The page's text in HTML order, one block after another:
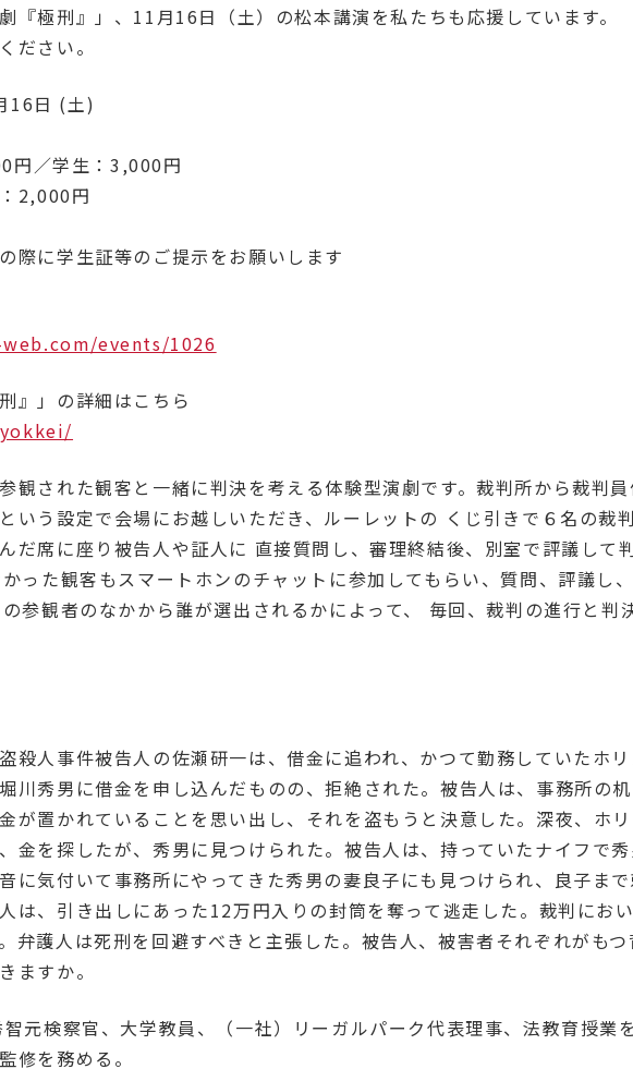
『極刑』」、11月16日（土）の松本講演を私たちも応援しています。
ださい。
16日 (土)
円／学生：3,000円
2,000円
際に学生証等のご提示をお願いします
events/1026
』」の詳細はこちら
観された観客と一緒に判決を考える体験型演劇です。裁判所から裁判
いう設定で会場にお越しいただき、ルーレットの くじ引きで６名の裁
だ席に座り被告人や証人に 直接質問し、審理終結後、別室で評議して
った観客もスマートホンのチャットに参加してもらい、質問、評議し
参観者のなかから誰が選出されるかによって、 毎回、裁判の進行と判
殺人事件被告人の佐瀬研一は、借金に追われ、かつて勤務していたホ
川秀男に借金を申し込んだものの、拒絶された。被告人は、事務所の
が置かれていることを思い出し、それを盗もうと決意した。深夜、ホ
金を探したが、秀男に見つけられた。被告人は、持っていたナイフで
に気付いて事務所にやってきた秀男の妻良子にも見つけられ、良子ま
は、引き出しにあった12万円入りの封筒を奪って逃走した。裁判にお
弁護人は死刑を回避すべきと主張した。被告人、被害者それぞれがも
ますか。
元検察官、大学教員、（一社）リーガルパーク代表理事、法教育授業
修を務める。